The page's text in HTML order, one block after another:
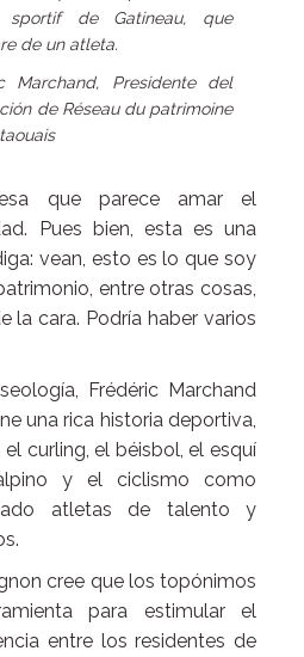
sportif de Gatineau, que
de un atleta.
Marchand, Presidente del
de Réseau du patrimoine
que parece amar el
Pues bien, esta es una
vean, esto es lo que soy
entre otras cosas,
la cara. Podría haber varios
Frédéric Marchand
una rica historia deportiva,
curling, el béisbol, el esquí
y el ciclismo como
atletas de talento y
cree que los topónimos
para estimular el
entre los residentes de